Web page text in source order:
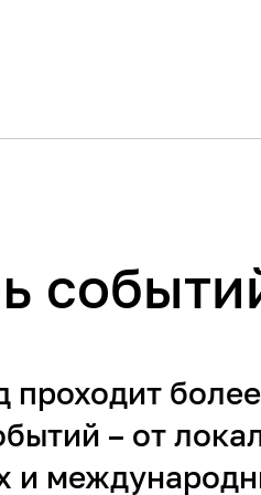
проходит
– от
и